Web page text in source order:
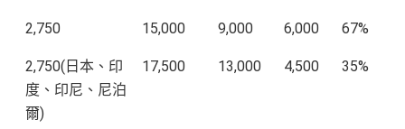
2,750 15,000 9,000 6,000 67%
2,750(日本、印
度、印尼、尼泊
爾)
17,500 13,000 4,500 35%